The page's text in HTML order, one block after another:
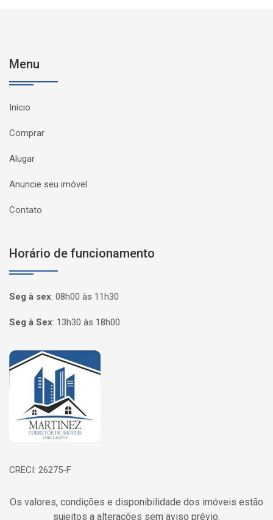
Menu
Início
Comprar
Alugar
Anuncie seu imóvel
Contato
Horário de funcionamento
Seg à sex: 08h00 às 11h30
Seg à Sex: 13h30 às 18h00
Página inicial
CRECI: 26275-F
Os valores, condições e disponibilidade dos imóveis estão
sujeitos a alterações sem aviso prévio.